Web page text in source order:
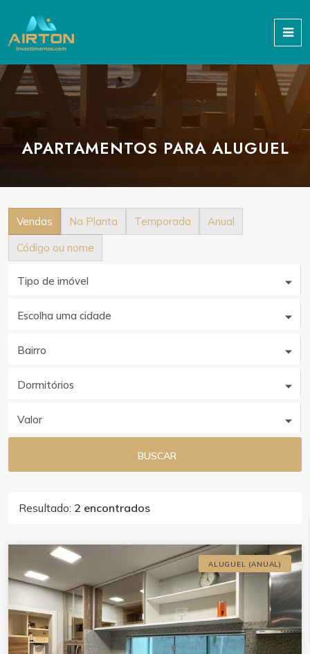
APARTAMENTOS PARA ALUGUEL
Vendas Na Planta Temporada
Anual
Código ou nome
Tipo de imóvel
Escolha uma cidade
Bairro
Dormitórios
Valor
BUSCAR
Resultado: 2 encontrados
ALUGUEL (ANUAL)